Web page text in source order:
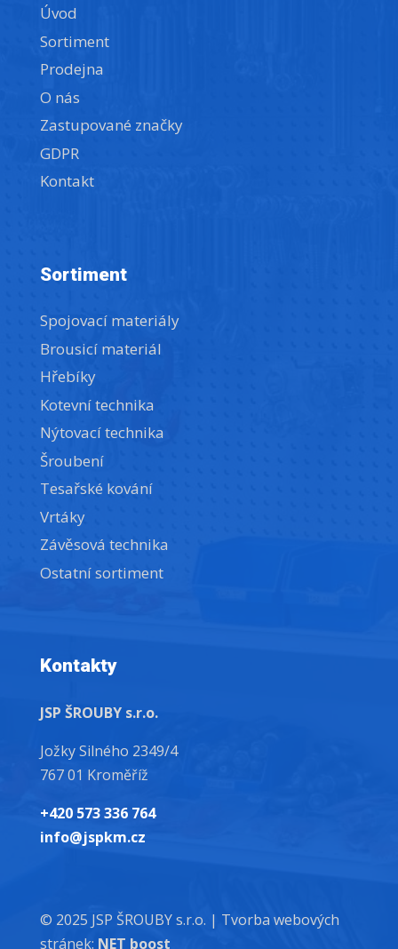
Úvod
Sortiment
Prodejna
O nás
Zastupované značky
GDPR
Kontakt
Sortiment
Spojovací materiály
Brousicí materiál
Hřebíky
Kotevní technika
Nýtovací technika
Šroubení
Tesařské kování
Vrtáky
Závěsová technika
Ostatní sortiment
Kontakty
JSP ŠROUBY s.r.o.
Jožky Silného 2349/4
767 01 Kroměříž
+420 573 336 764
info@jspkm.cz
© 2025 JSP ŠROUBY s.r.o. | Tvorba webových
stránek: NET boost